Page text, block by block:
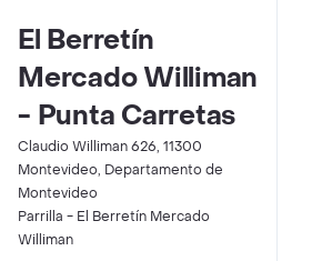
El Berretín
Mercado Williman
- Punta Carretas
Claudio Williman 626, 11300
Montevideo, Departamento de
Montevideo
Parrilla - El Berretín Mercado
Williman